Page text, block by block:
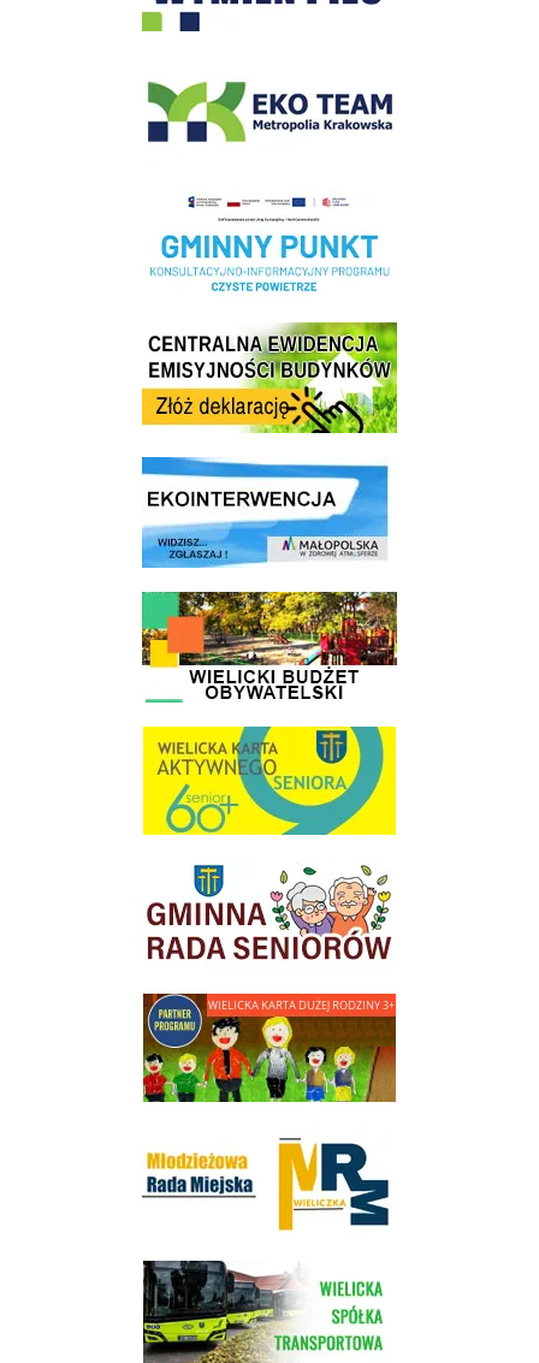
Realizacja Programu Czyste Powietrze w Gminie Wieliczka
Centrala Ewidencja Emisyjności Budynków - złóż deklarację
link do strony ekointerwencja dot.- powietrza
link do strony - Wielicki Budżet Obywatelski
link do strony Wielicka Karta Aktywnego Seniora
link do strony Gminnej Rady Seniorow - Wieliczka
link do strony - Wielicka Karta Dużej Rodziny
link do strony Wielickiej Spółki Transportowej